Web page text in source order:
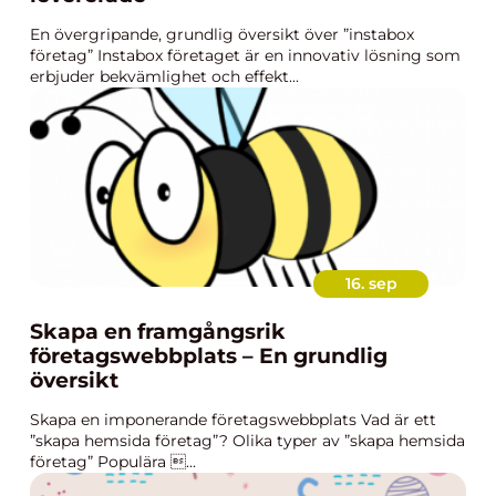
En övergripande, grundlig översikt över ”instabox
företag” Instabox företaget är en innovativ lösning som
erbjuder bekvämlighet och effekt...
16. sep
Skapa en framgångsrik
företagswebbplats – En grundlig
översikt
Skapa en imponerande företagswebbplats Vad är ett
”skapa hemsida företag”? Olika typer av ”skapa hemsida
företag” Populära ...